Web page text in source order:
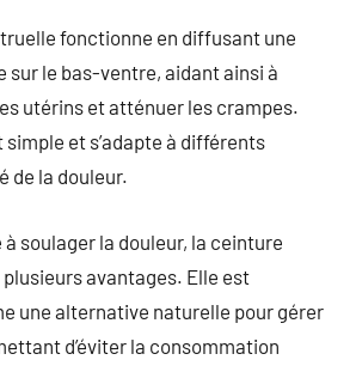
fonctionne en diffusant une
sur le bas-ventre, aidant ainsi à
utérins et atténuer les crampes.
et s’adapte à différents
de la douleur.
soulager la douleur, la ceinture
avantages. Elle est
une alternative naturelle pour gérer
d’éviter la consommation